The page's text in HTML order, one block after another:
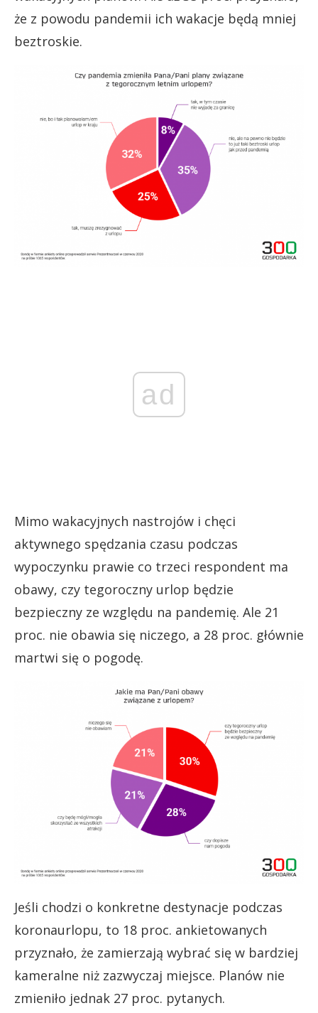
że z powodu pandemii ich wakacje będą mniej
beztroskie.
ad
Mimo wakacyjnych nastrojów i chęci
aktywnego spędzania czasu podczas
wypoczynku prawie co trzeci respondent ma
obawy, czy tegoroczny urlop będzie
bezpieczny ze względu na pandemię. Ale 21
proc. nie obawia się niczego, a 28 proc. głównie
martwi się o pogodę.
Jeśli chodzi o konkretne destynacje podczas
koronaurlopu, to 18 proc. ankietowanych
przyznało, że zamierzają wybrać się w bardziej
kameralne niż zazwyczaj miejsce. Planów nie
zmieniło jednak 27 proc. pytanych.